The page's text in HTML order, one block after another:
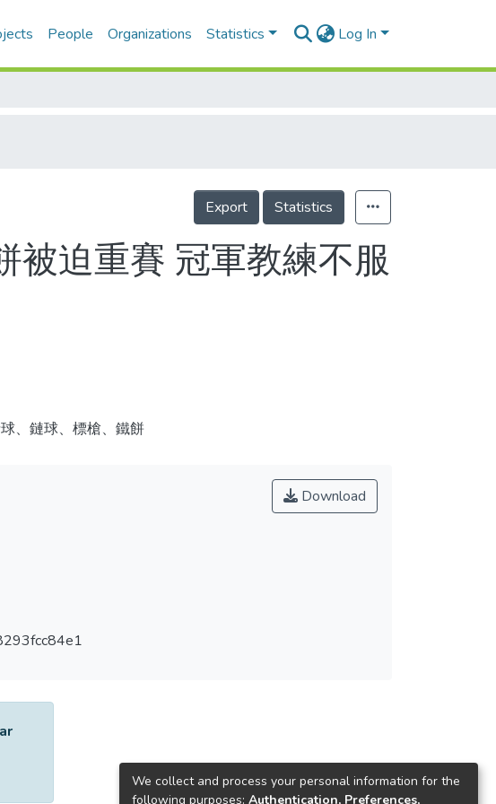
People Organizations Statistics Log In
Export Statistics
被迫重賽 冠軍教練不服
、鏈球、標槍、鐵餅
Download
We collect and process your personal information for the
following purposes: Authentication, Preferences,